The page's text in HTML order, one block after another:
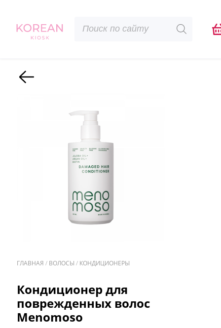
товаров
Назад
ГЛАВНАЯ / ВОЛОСЫ / КОНДИЦИОНЕРЫ
Кондиционер для
поврежденных волос
Menomoso